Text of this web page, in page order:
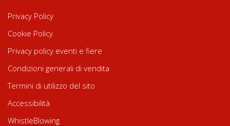
Privacy Policy
Cookie Policy
Privacy policy eventi e fiere
Condizioni generali di vendita
Termini di utilizzo del sito
Accessibilità
WhistleBlowing